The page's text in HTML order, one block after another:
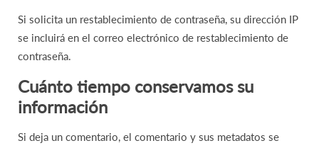
Si solicita un restablecimiento de contraseña, su dirección IP
se incluirá en el correo electrónico de restablecimiento de
contraseña.
Cuánto tiempo conservamos su
información
Si deja un comentario, el comentario y sus metadatos se